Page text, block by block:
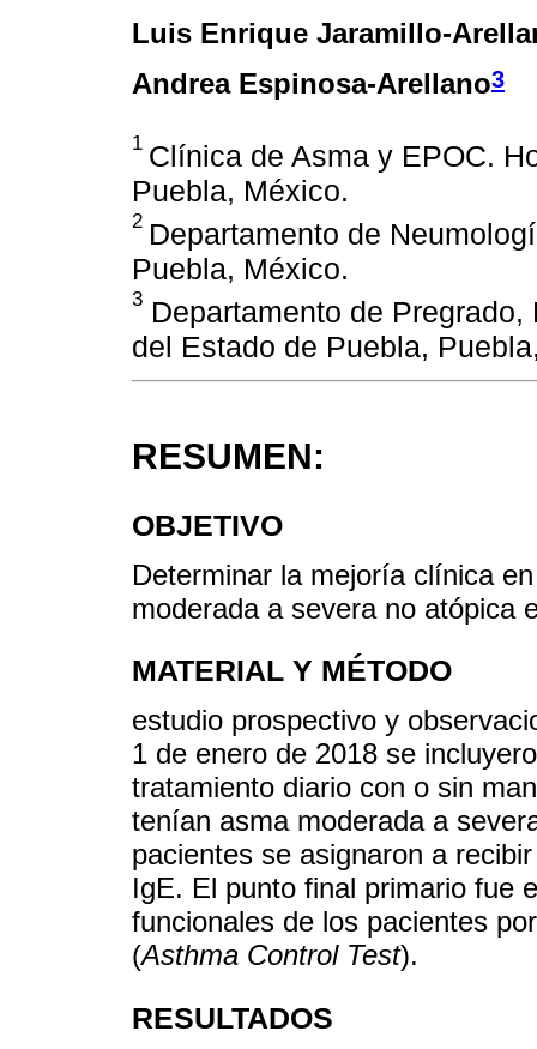
Luis Enrique Jaramillo-
Andrea Espinosa-Arellano3
1 Clínica de Asma y EPOC.
Puebla, México.
2 Departamento de
Puebla, México.
3 Departamento de
del Estado de Puebla,
RESUMEN:
OBJETIVO
Determinar la mejoría clínica
moderada a severa no atópica
MATERIAL Y MÉTODO
estudio prospectivo y
1 de enero de 2018 se
tratamiento diario con o sin
tenían asma moderada a
pacientes se asignaron a
IgE. El punto final primario fue
funcionales de los pacientes
(Asthma Control Test).
RESULTADOS